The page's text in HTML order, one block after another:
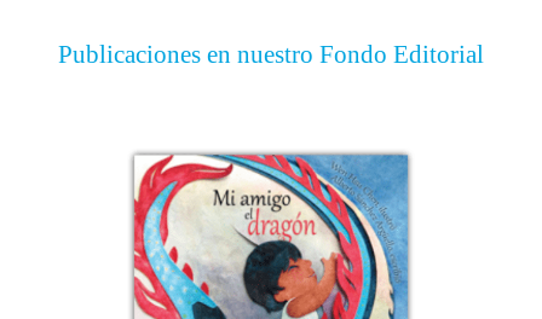
Publicaciones en nuestro Fondo Editorial